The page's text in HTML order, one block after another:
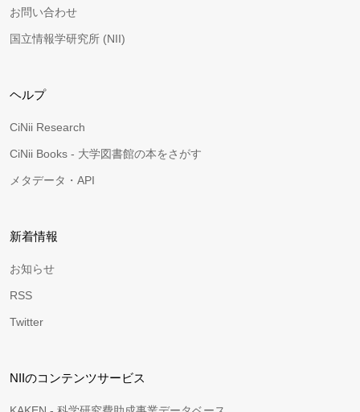
お問い合わせ
国立情報学研究所 (NII)
ヘルプ
CiNii Research
CiNii Books - 大学図書館の本をさがす
メタデータ・API
新着情報
お知らせ
RSS
Twitter
NIIのコンテンツサービス